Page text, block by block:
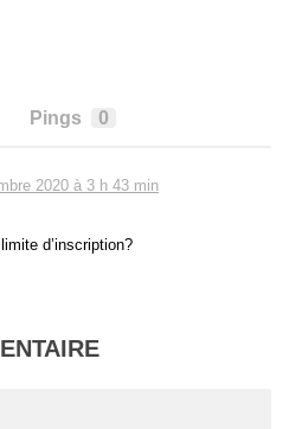
Pings 0
2020 à 3 h 43 min
d’inscription?